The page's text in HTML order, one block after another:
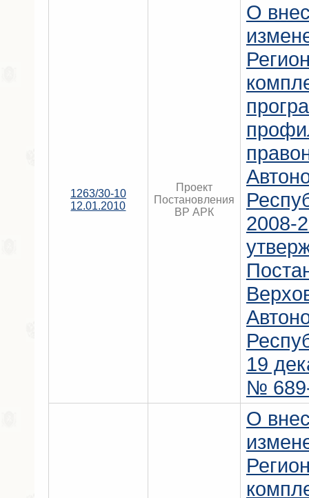
1263/30-10
12.01.2010
Проект
Постановления
ВР АРК
О
2008-
19
№
О